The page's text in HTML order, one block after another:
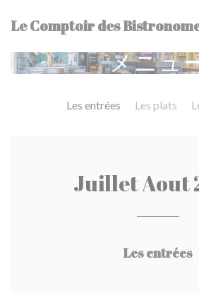
Le Comptoir des
メニュ
Les entrées Les plats
Juillet Aout
Les entrées